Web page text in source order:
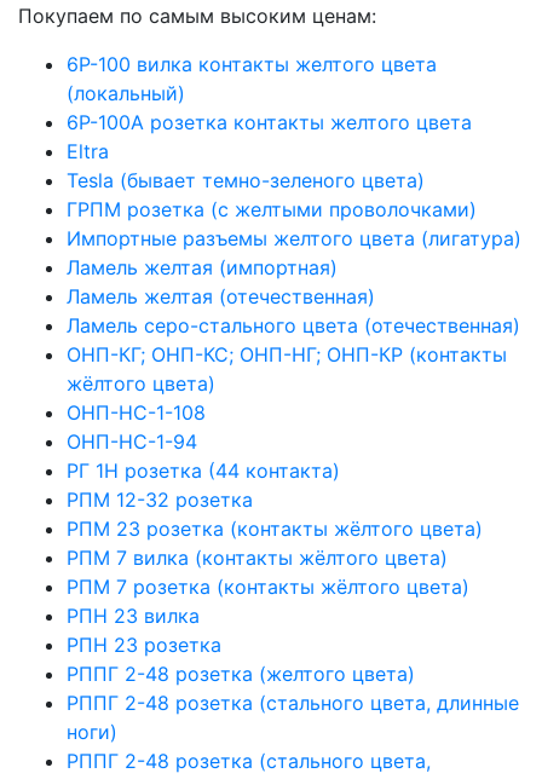
Покупаем по самым высоким ценам:
6Р-100 вилка контакты желтого цвета
(локальный)
6Р-100А розетка контакты желтого цвета
Eltra
Tesla (бывает темно-зеленого цвета)
ГРПМ розетка (с желтыми проволочками)
Импортные разъемы желтого цвета (лигатура)
Ламель желтая (импортная)
Ламель желтая (отечественная)
Ламель серо-стального цвета (отечественная)
ОНП-КГ; ОНП-КС; ОНП-НГ; ОНП-КР (контакты
жёлтого цвета)
ОНП-НС-1-108
ОНП-НС-1-94
РГ 1Н розетка (44 контакта)
РПМ 12-32 розетка
РПМ 23 розетка (контакты жёлтого цвета)
РПМ 7 вилка (контакты жёлтого цвета)
РПМ 7 розетка (контакты жёлтого цвета)
РПН 23 вилка
РПН 23 розетка
РППГ 2-48 розетка (желтого цвета)
РППГ 2-48 розетка (стального цвета, длинные
ноги)
РППГ 2-48 розетка (стального цвета,